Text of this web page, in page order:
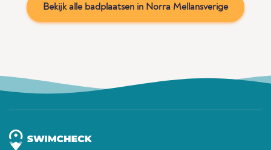
Bekijk alle badplaatsen in Norra Mellansverige